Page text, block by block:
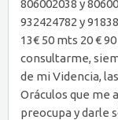
806002038 y
932424782 y
13€ 50 mts 20 €
consultarme,
de mi Videncia,
Oráculos que me
preocupa y darle